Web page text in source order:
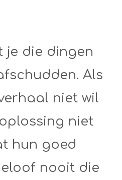
je die dingen
Als
niet wil
niet
hun goed
nooit die